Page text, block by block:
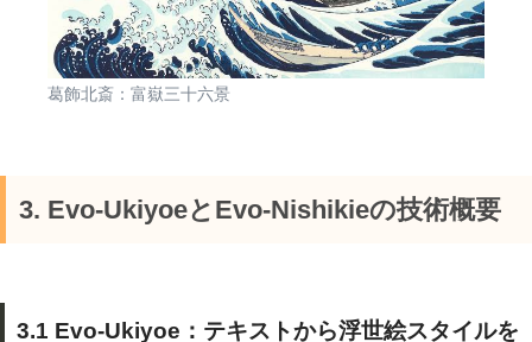
葛飾北斎：富嶽三十六景
3. Evo-UkiyoeとEvo-Nishikieの技術概要
3.1 Evo-Ukiyoe：テキストから浮世絵スタイルを